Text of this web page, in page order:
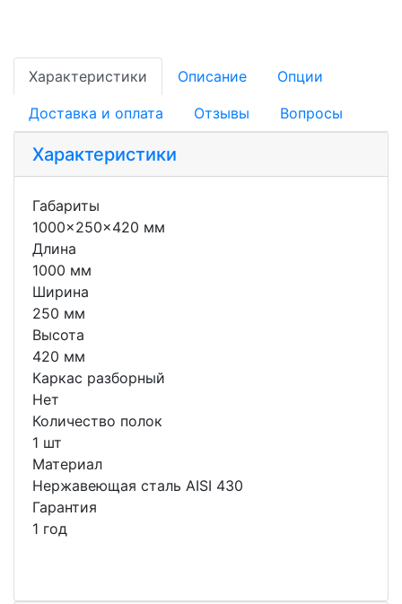
Характеристики Описание Опции
Доставка и оплата Отзывы Вопросы
Характеристики
Габариты
1000x250x420 мм
Длина
1000 мм
Ширина
250 мм
Высота
420 мм
Каркас разборный
Нет
Количество полок
1 шт
Материал
Нержавеющая сталь AISI 430
Гарантия
1 год